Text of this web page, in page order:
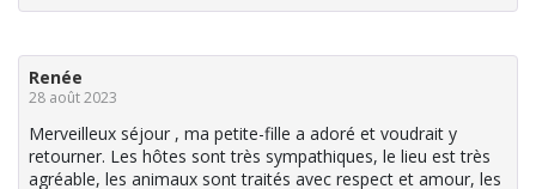
Renée
28 août 2023
Merveilleux séjour , ma petite-fille a adoré et voudrait y
retourner. Les hôtes sont très sympathiques, le lieu est très
agréable, les animaux sont traités avec respect et amour, les